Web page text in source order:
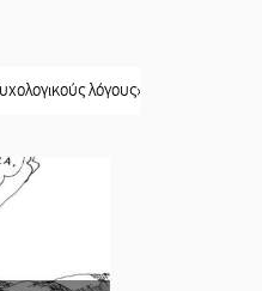
λόγους» κρατούσε τον νεκρό